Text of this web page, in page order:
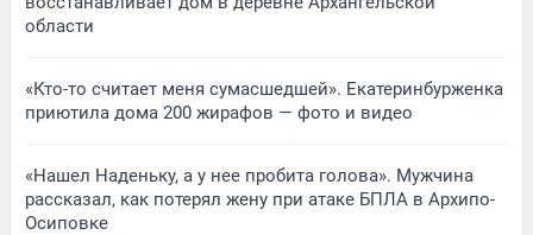
области
«Кто-то считает меня сумасшедшей». Екатеринбурженка
приютила дома 200 жирафов — фото и видео
«Нашел Наденьку, а у нее пробита голова». Мужчина
рассказал, как потерял жену при атаке БПЛА в Архипо-
Осиповке